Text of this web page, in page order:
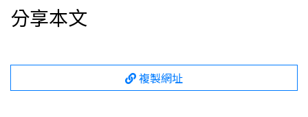
分享本文
複製網址